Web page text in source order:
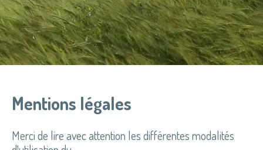
Mentions légales
Merci de lire avec attention les différentes modalités